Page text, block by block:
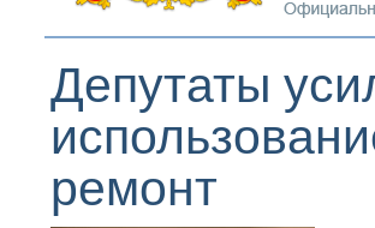
Депутаты
ремонт